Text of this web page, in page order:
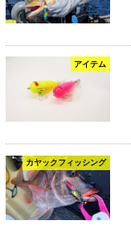
アイテム
カヤックフィッシング